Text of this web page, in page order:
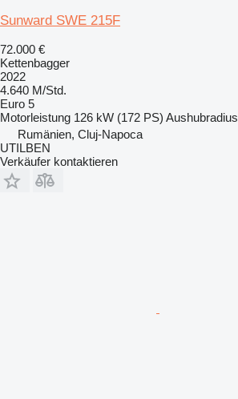
Sunward SWE 215F
72.000 €
Kettenbagger
2022
4.640 M/Std.
Euro 5
Motorleistung 126 kW (172 PS) Aushubradius
Rumänien, Cluj-Napoca
UTILBEN
Verkäufer kontaktieren